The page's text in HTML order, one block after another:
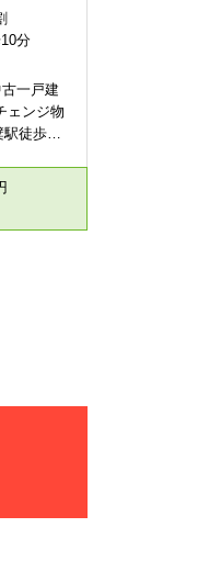
分
一戸建
ェンジ物
徒歩…